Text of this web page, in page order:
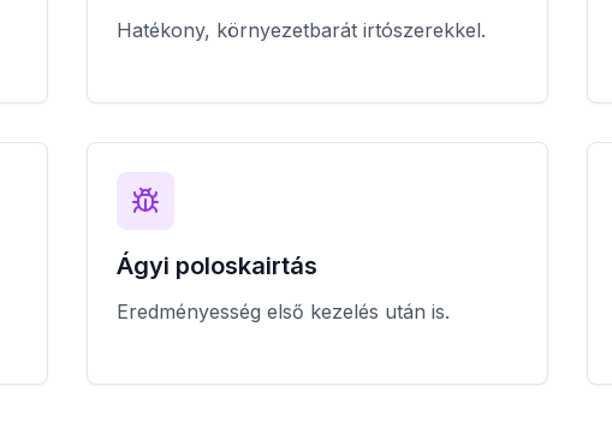
Hatékony, környezetbarát irtószerekkel.
Ágyi poloskairtás
Eredményesség első kezelés után is.